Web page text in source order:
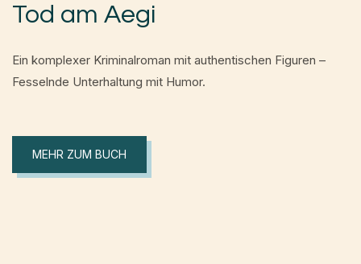
Tod am Aegi
Ein komplexer Kriminalroman mit authentischen Figuren –
Fesselnde Unterhaltung mit Humor.
MEHR ZUM BUCH